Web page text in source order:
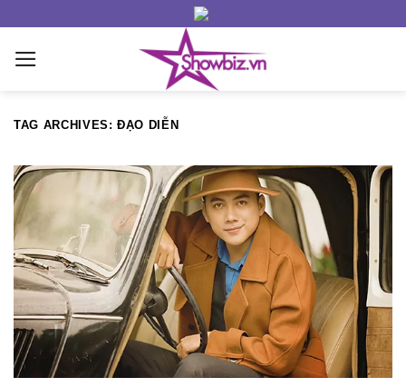
content
TAG ARCHIVES:ĐẠO DIỄN